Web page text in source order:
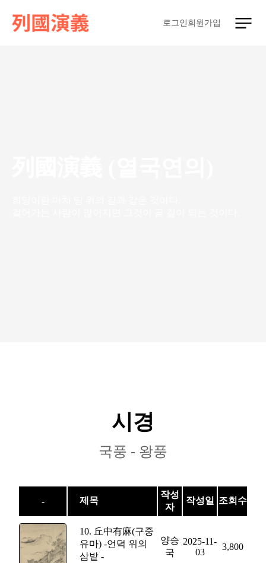
로그인 회원가입
시경
국풍 - 왕풍
- 제목
작성
자
작성일 조회수
10. 丘中有麻(구중
유마) -언덕 위의
삼밭 -
양승
국
2025-11-
03
3,800